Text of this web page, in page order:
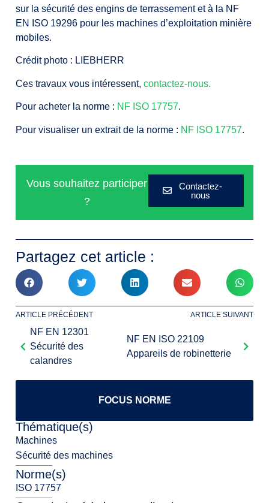
sur la sécurité des engins de terrassement et à la NF
EN ISO 19296 pour les machines d’exploitation minière
mobiles.
Crédit photo : LIEBHERR
Ces travaux vous intéressent, contactez-nous.
Pour acheter la norme : NF ISO 17757.
Pour visualiser un extrait de la norme : NF ISO 17757.
Vous souhaitez participer
?
Contactez-
nous
Partagez cet article :
ARTICLE PRÉCÉDENT ARTICLE SUIVANT
NF EN 12301
Sécurité des
calandres
NF EN ISO 22109
Appareils de robinetterie
FOCUS NORME
Thématique(s)
Machines
Sécurité des machines
Norme(s)
ISO 17757